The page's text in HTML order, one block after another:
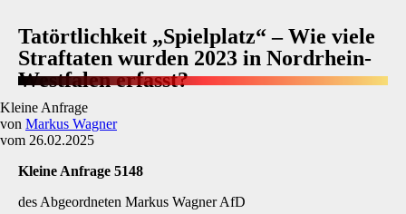
Tatörtlichkeit „Spielplatz“ – Wie viele
Straftaten wurden 2023 in Nordrhein-
Westfalen erfasst?
Kleine Anfrage
von Markus Wagner
vom 26.02.2025
Kleine Anfrage 5148
des Abgeordneten Markus Wagner AfD